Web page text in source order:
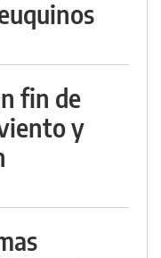
fin de
y